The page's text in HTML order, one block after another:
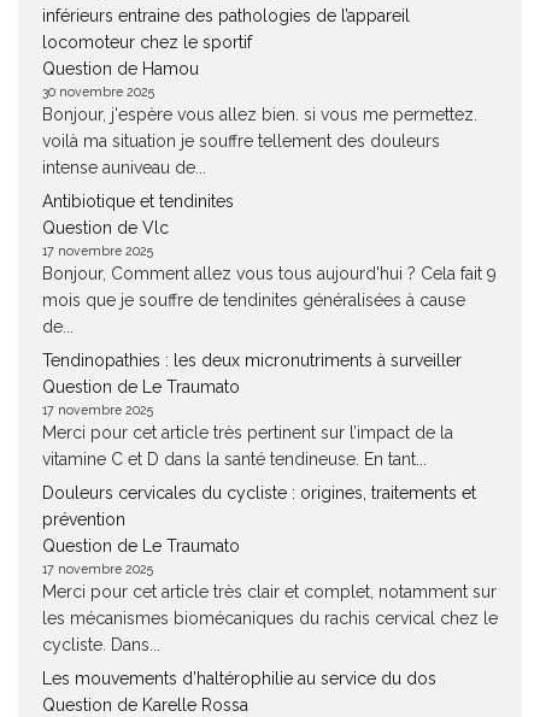
inférieurs entraine des pathologies de l’appareil
locomoteur chez le sportif
Question de Hamou
30 novembre 2025
Bonjour, j'espère vous allez bien. si vous me permettez.
voilà ma situation je souffre tellement des douleurs
intense auniveau de...
Antibiotique et tendinites
Question de Vlc
17 novembre 2025
Bonjour, Comment allez vous tous aujourd'hui ? Cela fait 9
mois que je souffre de tendinites généralisées à cause
de...
Tendinopathies : les deux micronutriments à surveiller
Question de Le Traumato
17 novembre 2025
Merci pour cet article très pertinent sur l’impact de la
vitamine C et D dans la santé tendineuse. En tant...
Douleurs cervicales du cycliste : origines, traitements et
prévention
Question de Le Traumato
17 novembre 2025
Merci pour cet article très clair et complet, notamment sur
les mécanismes biomécaniques du rachis cervical chez le
cycliste. Dans...
Les mouvements d’haltérophilie au service du dos
Question de Karelle Rossa